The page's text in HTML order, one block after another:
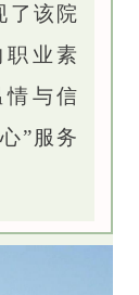
了该院
业素
与信
”服务